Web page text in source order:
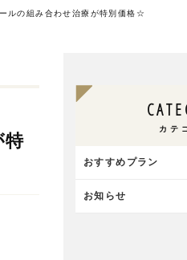
ルの組み合わせ治療が特別価格☆
特
カテ
おすすめプラン
お知らせ